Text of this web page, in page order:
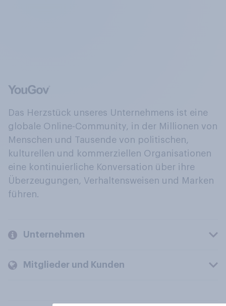
Das Herzstück unseres Unternehmens ist eine
globale Online-Community, in der Millionen von
Menschen und Tausende von politischen,
kulturellen und kommerziellen Organisationen
eine kontinuierliche Konversation über ihre
Überzeugungen, Verhaltensweisen und Marken
führen.
Unternehmen
Mitglieder und Kunden